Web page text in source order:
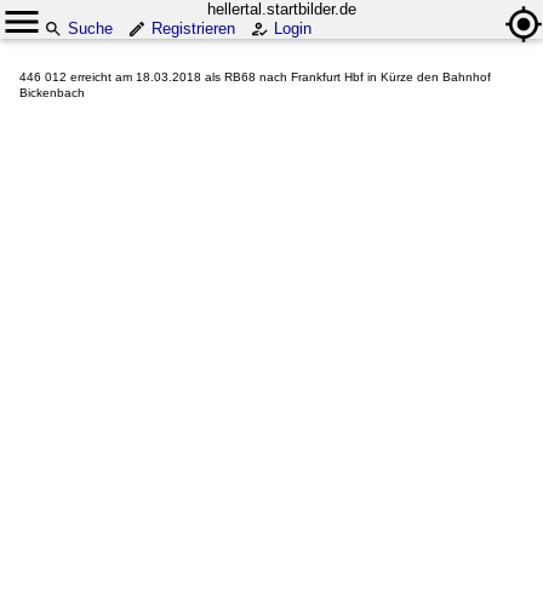
hellertal.startbilder.de
Suche
Registrieren Login
446 012 erreicht am 18.03.2018 als RB68 nach Frankfurt Hbf in Kürze den Bahnhof
Bickenbach